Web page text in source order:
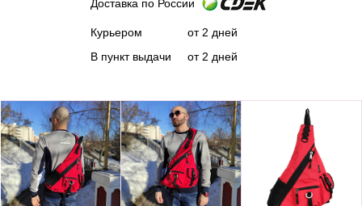
Доставка по России
Курьером
В пункт выдачи
от 2 дней
от 2 дней